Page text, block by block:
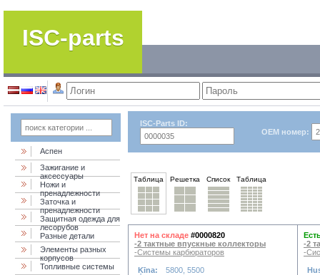
ISC-parts
Аспен
Зажигание и
аксессуары
Ножи и
пренадлежности
Заточка и
пренадлежности
Защитная одежда для
лесорубов
Разные детали
Элементы разных
корпусов
Топливные системы
ISC-Parts ID:
OEM номер:
Таблица Решетка Список Таблица
Нет на складе #0000820
-2 тактные впускные коллекторы
-Системы карбюраторов
Ķīna: 5800, 5500
-2
-